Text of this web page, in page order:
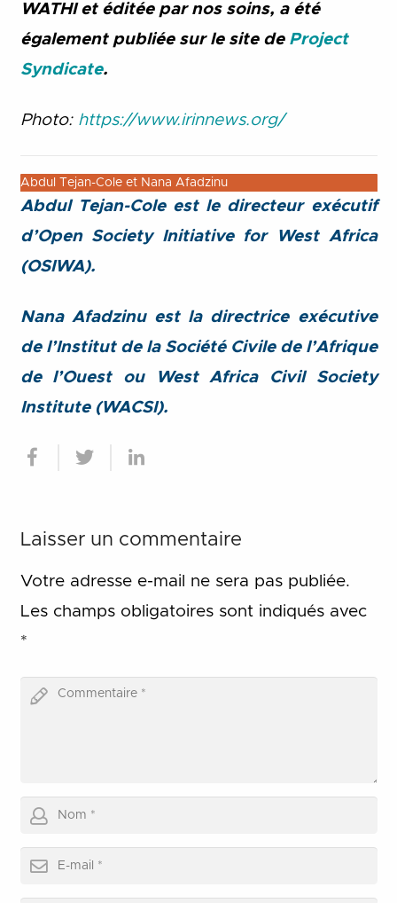
WATHI et éditée par nos soins, a été
également publiée sur le site de Project
Syndicate.
Photo: https://www.irinnews.org/
Abdul Tejan-Cole et Nana Afadzinu
Abdul Tejan-Cole est le directeur exécutif
d’Open Society Initiative for West Africa
(OSIWA).
Nana Afadzinu est la directrice exécutive
de l’Institut de la Société Civile de l’Afrique
de l’Ouest ou
West Africa Civil Society
Institute(WACSI).
Laisser un commentaire
Votre adresse e-mail ne sera pas publiée.
Les champs obligatoires sont indiqués avec
*